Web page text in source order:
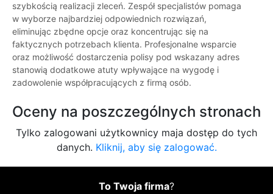
szybkością realizacji zleceń. Zespół specjalistów pomaga
w wyborze najbardziej odpowiednich rozwiązań,
eliminując zbędne opcje oraz koncentrując się na
faktycznych potrzebach klienta. Profesjonalne wsparcie
oraz możliwość dostarczenia polisy pod wskazany adres
stanowią dodatkowe atuty wpływające na wygodę i
zadowolenie współpracujących z firmą osób.
Oceny na poszczególnych stronach
Tylko zalogowani użytkownicy maja dostęp do tych
danych. Kliknij, aby się zalogować.
To Twoja firma?